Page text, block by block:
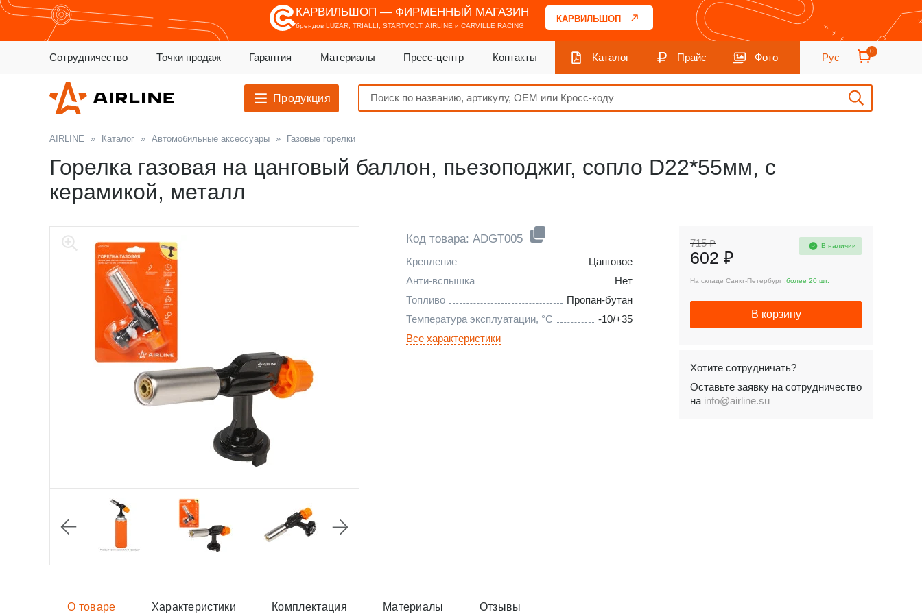
КАРВИЛЬШОП — ФИРМЕННЫЙ МАГАЗИН
брендов LUZAR, TRIALLI, STARTVOLT, AIRLINE и CARVILLE RACING
КАРВИЛЬШОП
Сотрудничество Точки продаж Гарантия Материалы Пресс-центр Контакты Каталог Прайс Фото Рус
0
Продукция
AIRLINE » Каталог » Автомобильные аксессуары » Газовые горелки
Горелка газовая на цанговый баллон, пьeзоподжиг, сопло D22*55мм, с
керамикой, металл
Код товара: ADGT005
Крепление
Цанговое
Анти-вспышка
Нет
Топливо
Пропан-бутан
Температура эксплуатации, °С
-10/+35
Все характеристики
715 ₽
602 ₽
В наличии
На складе Санкт-Петербург :более 20 шт.
В корзину
Хотите сотрудничать?
Оставьте заявку на сотрудничество
на info@airline.su
О товаре Характеристики Комплектация Материалы Отзывы